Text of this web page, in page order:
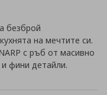
безброй
на мечтите си.
с ръб от масивно
фини детайли.